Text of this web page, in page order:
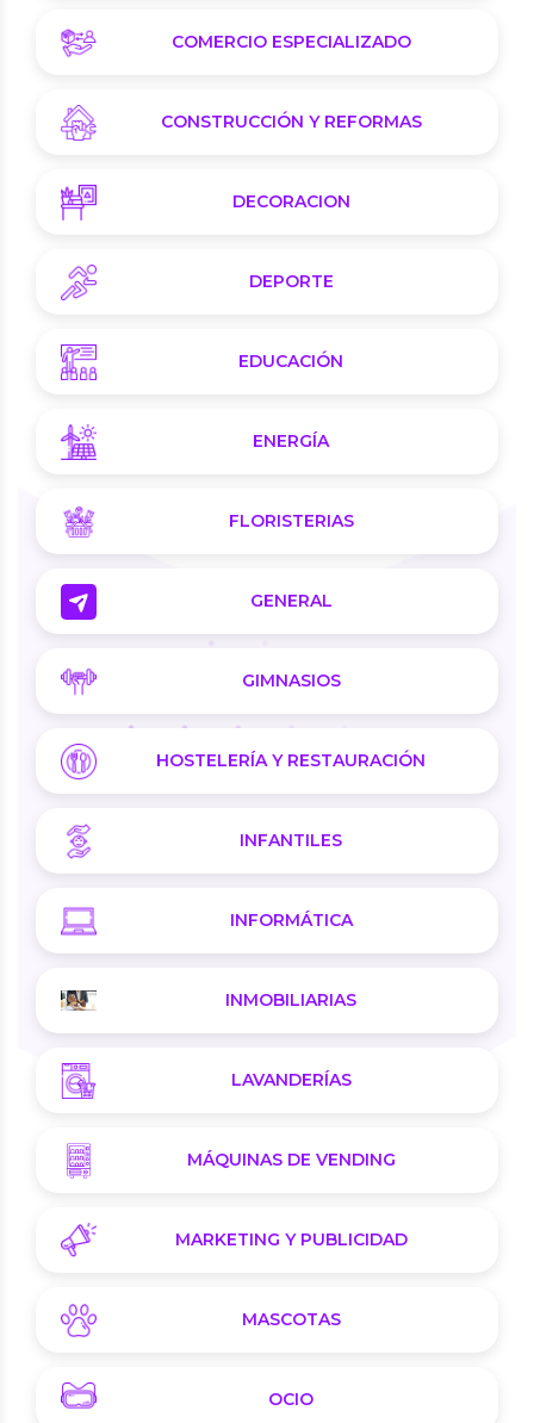
COMERCIO ESPECIALIZADO
CONSTRUCCIÓN Y REFORMAS
DECORACION
DEPORTE
EDUCACIÓN
ENERGÍA
FLORISTERIAS
GENERAL
GIMNASIOS
HOSTELERÍA Y RESTAURACIÓN
INFANTILES
INFORMÁTICA
INMOBILIARIAS
LAVANDERÍAS
MÁQUINAS DE VENDING
MARKETING Y PUBLICIDAD
MASCOTAS
OCIO